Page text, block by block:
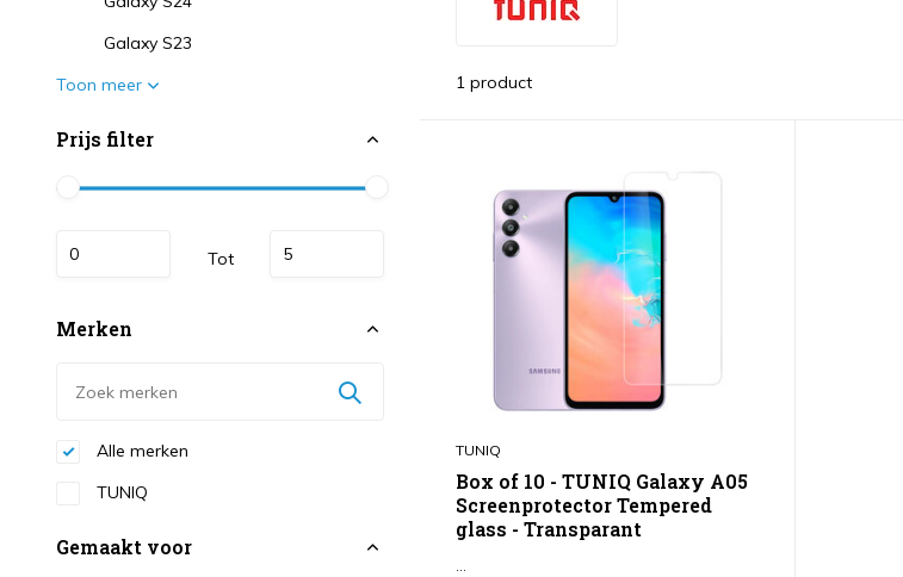
Galaxy S23
Toon meer
Prijs filter
Tot
Merken
Alle merken
TUNIQ
Gemaakt voor
1 product
TUNIQ
Box of 10 - TUNIQ Galaxy A05
Screenprotector Tempered
glass - Transparant
...